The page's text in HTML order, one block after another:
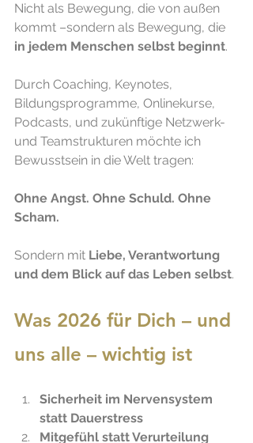
Nicht als Bewegung, die von außen
kommt –sondern als Bewegung, die
in jedem Menschen selbst beginnt.
Durch Coaching, Keynotes,
Bildungsprogramme, Onlinekurse,
Podcasts, und zukünftige Netzwerk-
und Teamstrukturen möchte ich
Bewusstsein in die Welt tragen:
Ohne Angst. Ohne Schuld. Ohne
Scham.
Sondern mit Liebe, Verantwortung
und dem Blick auf das Leben selbst.
Was 2026 für Dich – und
uns alle – wichtig ist
Sicherheit im Nervensystem
statt Dauerstress
Mitgefühl statt Verurteilung